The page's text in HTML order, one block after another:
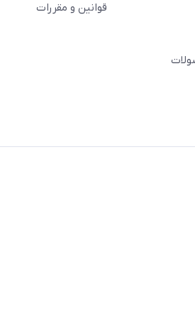
قوانین و مقررات